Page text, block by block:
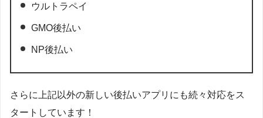
ウルトラペイ
GMO後払い
NP後払い
さらに上記以外の新しい後払いアプリにも続々対応をス
タートしています！